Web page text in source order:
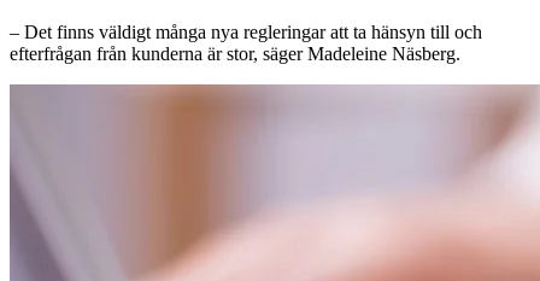
– Det finns väldigt många nya regleringar att ta hänsyn till och
efterfrågan från kunderna är stor, säger Madeleine Näsberg.